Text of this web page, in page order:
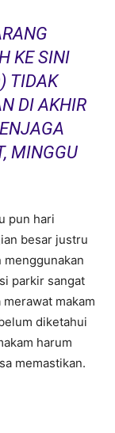
KE SINI
TIDAK
DI AKHIR
MINGGU
pun hari
besar justru
parkir sangat
makam
diketahui
harum
memastikan.